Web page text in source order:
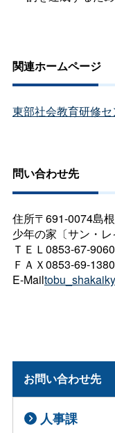
関連ホームページ
東部社会教育研修
問い合わせ先
住所〒691-0074島
少年の家〔サン・レ
ＴＥＬ0853-67-9060
ＦＡＸ0853-69-1380
E-Mail
お問い合わせ先
人事課